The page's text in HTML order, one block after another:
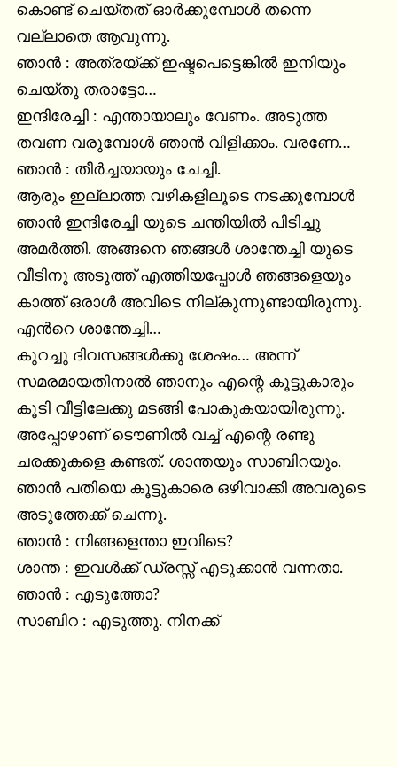
കൊണ്ട് ചെയ്തത് ഓർക്കുമ്പോൾ തന്നെ
വല്ലാതെ ആവുന്നു.
ഞാൻ : അത്രയ്ക്ക് ഇഷ്ടപെട്ടെങ്കിൽ ഇനിയും
ചെയ്തു തരാട്ടോ…
ഇന്ദിരേച്ചി : എന്തായാലും വേണം. അടുത്ത
തവണ വരുമ്പോൾ ഞാൻ വിളിക്കാം. വരണേ…
ഞാൻ : തീർച്ചയായും ചേച്ചി.
ആരും ഇല്ലാത്ത വഴികളിലൂടെ നടക്കുമ്പോൾ
ഞാൻ ഇന്ദിരേച്ചി യുടെ ചന്തിയിൽ പിടിച്ചു
അമർത്തി. അങ്ങനെ ഞങ്ങൾ ശാന്തേച്ചി യുടെ
വീടിനു അടുത്ത് എത്തിയപ്പോൾ ഞങ്ങളെയും
കാത്ത് ഒരാൾ അവിടെ നില്കുന്നുണ്ടായിരുന്നു.
എൻറെ ശാന്തേച്ചി…
കുറച്ചു ദിവസങ്ങൾക്കു ശേഷം… അന്ന്
സമരമായതിനാൽ ഞാനും എന്റെ കൂട്ടുകാരും
കൂടി വീട്ടിലേക്കു മടങ്ങി പോകുകയായിരുന്നു.
അപ്പോഴാണ്‌ ടൌണിൽ വച്ച് എന്റെ രണ്ടു
ചരക്കുകളെ കണ്ടത്. ശാന്തയും സാബിറയും.
ഞാൻ പതിയെ കൂട്ടുകാരെ ഒഴിവാക്കി അവരുടെ
അടുത്തേക്ക് ചെന്നു.
ഞാൻ : നിങ്ങളെന്താ ഇവിടെ?
ശാന്ത : ഇവൾക്ക് ഡ്രസ്സ്‌ എടുക്കാൻ വന്നതാ.
ഞാൻ : എടുത്തോ?
സാബിറ : എടുത്തു. നിനക്ക്